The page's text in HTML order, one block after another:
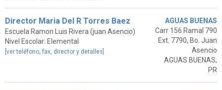
Director Maria Del R Torres Baez
Escuela Ramon Luis Rivera (juan Asencio)
Nivel Escolar: Elemental
[ver teléfono, fax, director y detalles]
AGUAS BUENAS
Carr 156 Ramal 790
Ext. 7790, Bo. Juan
Asencio
AGUAS BUENAS,
PR